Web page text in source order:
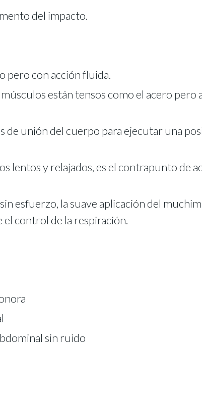
del impacto.
pero con acción fluida.
están tensos como el acero pero
unión del cuerpo para ejecutar una
lentos y relajados, es el contrapunto de
esfuerzo, la suave aplicación del
control de la respiración.
sin ruido